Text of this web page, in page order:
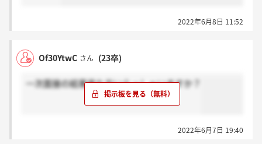
2022年6月8日 11:52
Of30YtwC さん (23卒)
一次面接の結果来た方いらっしゃいますか？
2022年6月7日 19:40